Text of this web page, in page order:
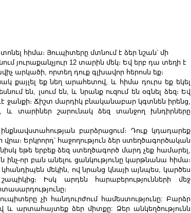
տոնել հիմա։ Յուպիտերը մտնում է ձեր նշան՝ մի
յուրաքանչյուր 12 տարին մեկ։ Եվ երբ դա տեղի է
արկածի, որտեղ դուք գլխավոր հերոսն եք։
քայլել եք նեղ արահետով, և հիմա դուրս եք եկել
են, լսում են, և նրանք ուզում են օգնել ձեզ։ Եվ
ջանքի։ Ճիշտ մարդիկ բնականաբար կգտնեն իրենց,
և տարիներ շարունակ ձեզ տանջող խնդիրները
բարձրացում։ Դուք կդադարեք
վրա։ Երկրորդ՝ հաջողություն ձեր ստեղծագործական
եթե երբեք ձեզ ստեղծագործ մարդ չեք համարել,
որ բան անելու ցանկությունը կարթնանա հիմա։
կհանդիպեն մեկին, ով նրանց կնայի այնպես, կարծես
Իսկ արդեն հարաբերությունների մեջ
չի հանդուրժում համեստությունը: Բարձր
և արտահայտեք ձեր միտքը: Ձեր անկեղծությունն